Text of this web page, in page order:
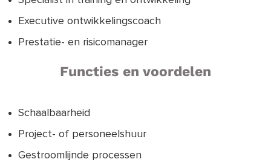
Executive ontwikkelingscoach
Prestatie- en risicomanager
Functies en voordelen
Schaalbaarheid
Project- of personeelshuur
Gestroomlijnde processen